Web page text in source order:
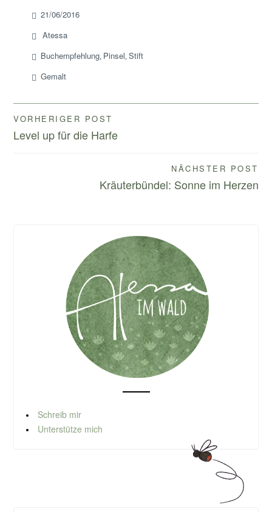
21/06/2016
Atessa
Buchempfehlung, Pinsel,Stift
Gemalt
Beitragsnavigation
VORHERIGER POST
Level up für die Harfe
NÄCHSTER POST
Kräuterbündel: Sonne im Herzen
Schreib mir
Unterstütze mich